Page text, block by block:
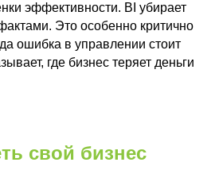
эффективности. BI убирает
Это особенно критично
ошибка в управлении стоит
где бизнес теряет деньги
свой бизнес
бизнеса